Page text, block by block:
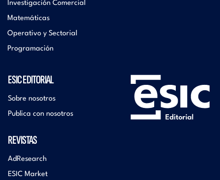
Investigación Comercial
Matemáticas
Operativo y Sectorial
Programación
ESIC EDITORIAL
Sobre nosotros
Publica con nosotros
REVISTAS
AdResearch
ESIC Market